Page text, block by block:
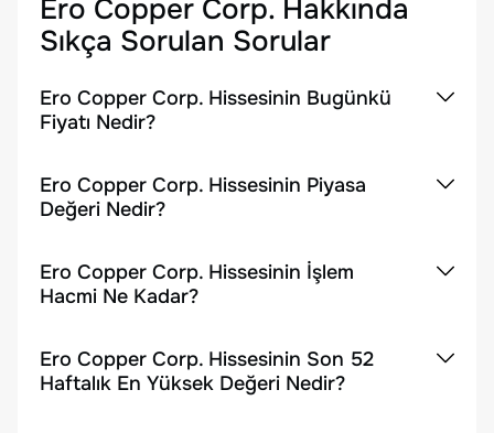
Ero Copper Corp. Hakkında
Sıkça Sorulan Sorular
Ero Copper Corp. Hissesinin Bugünkü
Fiyatı Nedir?
Ero Copper Corp. Hissesinin Piyasa
Değeri Nedir?
Ero Copper Corp. Hissesinin İşlem
Hacmi Ne Kadar?
Ero Copper Corp. Hissesinin Son 52
Haftalık En Yüksek Değeri Nedir?